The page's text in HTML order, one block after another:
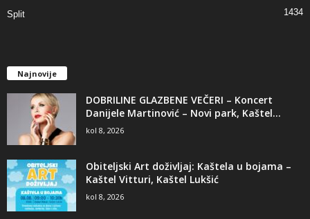
Split 1434
Najnovije
DOBRILINE GLAZBENE VEČERI – Koncert
Danijele Martinović – Novi park, Kaštel...
kol 8, 2026
Obiteljski Art doživljaj: Kaštela u bojama –
Kaštel Vitturi, Kaštel Lukšić
kol 8, 2026